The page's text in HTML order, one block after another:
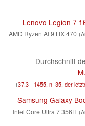
Lenovo Legion 7
AMD Ryzen AI 9 HX 470
Durchschnitt
(37.3 - 1455, n=35, der
Samsung Galaxy
Intel Core Ultra 7 356H